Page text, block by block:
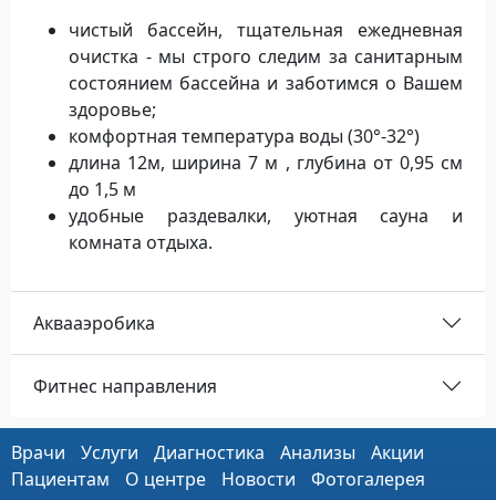
чистый бассейн, тщательная ежедневная
очистка - мы строго следим за санитарным
состоянием бассейна и заботимся о Вашем
здоровье;
комфортная температура воды (30°-32°)
длина 12м, ширина 7 м , глубина от 0,95 см
до 1,5 м
удобные раздевалки, уютная сауна и
комната отдыха.
Аквааэробика
Фитнес направления
Врачи Услуги Диагностика Анализы
Акции
Пациентам
О центре Новости
Фотогалерея